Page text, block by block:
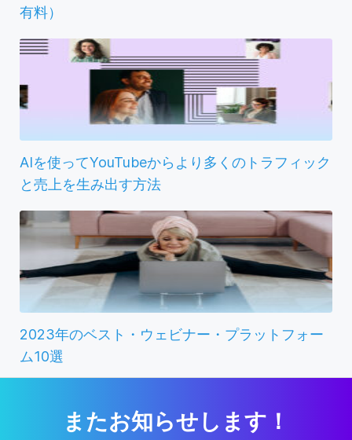
有料）
AIを使ってYouTubeからより多くのトラフィック
と売上を生み出す方法
2023年のベスト・ウェビナー・プラットフォー
ム10選
またお知らせします！